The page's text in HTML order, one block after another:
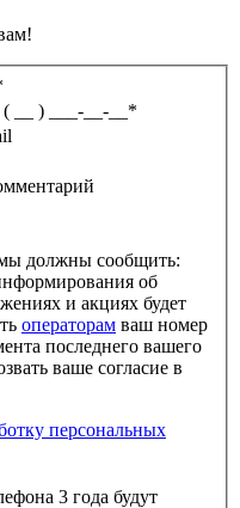
+375 ( __ ) ___-__-__ *
комментарий
должны сообщить:
об
и акциях будет
операторам
последнего вашего
отозвать ваше согласие в
3 года будут